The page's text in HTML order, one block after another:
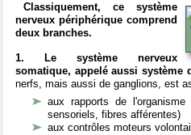
Classiquement, ce système
nerveux périphérique comprend
deux branches.
1. Le système nerveux
somatique, appelé aussi système
nerfs, mais aussi de ganglions, est
aux rapports de l'organisme
sensoriels, fibres afférentes)
aux contrôles moteurs